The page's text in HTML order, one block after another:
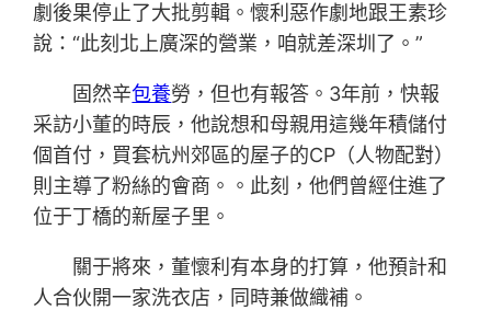
劇後果停止了大批剪輯。懷利惡作劇地跟王素珍
說：“此刻北上廣深的營業，咱就差深圳了。”
固然辛包養勞，但也有報答。3年前，快報
采訪小董的時辰，他說想和母親用這幾年積儲付
個首付，買套杭州郊區的屋子的CP（人物配對）
則主導了粉絲的會商。。此刻，他們曾經住進了
位于丁橋的新屋子里。
關于將來，董懷利有本身的打算，他預計和
人合伙開一家洗衣店，同時兼做織補。